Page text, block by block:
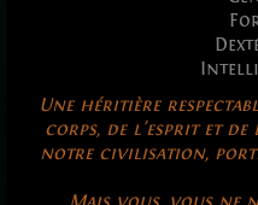
Une héritière
corps, de l'esprit et de
notre civilisation,